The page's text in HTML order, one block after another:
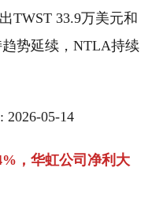
TWST 33.9万美元和
势延续，NTLA持续
2026-05-14
，华虹公司净利大